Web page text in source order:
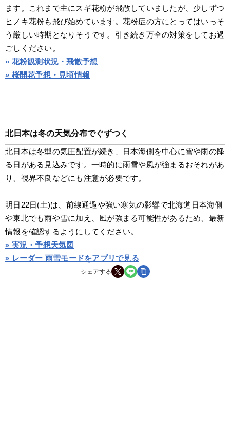
ます。これまで主にスギ花粉が飛散していましたが、少しずつ
ヒノキ花粉も飛び始めています。花粉症の方にとってはいっそ
う厳しい時期となりそうです。引き続き万全の対策をしてお過
ごしください。
» 花粉観測状況・飛散予想
» 桜開花予想・見頃情報
北日本は冬の天気分布でぐずつく
北日本は冬型の気圧配置が続き、日本海側を中心に雪や雨の降
る日がある見込みです。一時的に雨雪や風が強まるおそれがあ
り、視界不良などにも注意が必要です。
明日22日(土)は、前線通過や強い寒気の影響で北海道日本海側
や東北でも雨や雪に加え、風が強まる可能性があるため、最新
情報を確認するようにしてください。
» 実況・予想天気図
» レーダー 雨雪モードをアプリで見る
シェアする